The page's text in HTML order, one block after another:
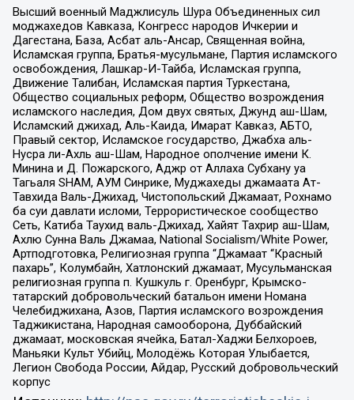
Высший военный Маджлисуль Шура Объединенных сил
моджахедов Кавказа, Конгресс народов Ичкерии и
Дагестана, База, Асбат аль-Ансар, Священная война,
Исламская группа, Братья-мусульмане, Партия исламского
освобождения, Лашкар-И-Тайба, Исламская группа,
Движение Талибан, Исламская партия Туркестана,
Общество социальных реформ, Общество возрождения
исламского наследия, Дом двух святых, Джунд аш-Шам,
Исламский джихад, Аль-Каида, Имарат Кавказ, АБТО,
Правый сектор, Исламское государство, Джабха аль-
Нусра ли-Ахль аш-Шам, Народное ополчение имени К.
Минина и Д. Пожарского, Аджр от Аллаха Субхану уа
Тагьаля SHAM, АУМ Синрике, Муджахеды джамаата Ат-
Тавхида Валь-Джихад, Чистопольский Джамаат, Рохнамо
ба суи давлати исломи, Террористическое сообщество
Сеть, Катиба Таухид валь-Джихад, Хайят Тахрир аш-Шам,
Ахлю Сунна Валь Джамаа, National Socialism/White Power,
Артподготовка, Религиозная группа “Джамаат “Красный
пахарь”, Колумбайн, Хатлонский джамаат, Мусульманская
религиозная группа п. Кушкуль г. Оренбург, Крымско-
татарский добровольческий батальон имени Номана
Челебиджихана, Азов, Партия исламского возрождения
Таджикистана, Народная самооборона, Дуббайский
джамаат, московская ячейка, Батал-Хаджи Белхороев,
Маньяки Культ Убийц, Молодёжь Которая Улыбается,
Легион Свобода России, Айдар, Русский добровольческий
корпус